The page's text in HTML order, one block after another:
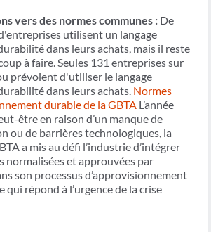
vers des normes communes : De
utilisent un langage
dans leurs achats, mais il reste
à faire. Seules 131 entreprises sur
prévoient d'utiliser le langage
dans leurs achats. Normes
durable de la GBTA L’année
être en raison d’un manque de
ou de barrières technologiques, la
a mis au défi l’industrie d’intégrer
normalisées et approuvées par
son processus d’approvisionnement
qui répond à l’urgence de la crise